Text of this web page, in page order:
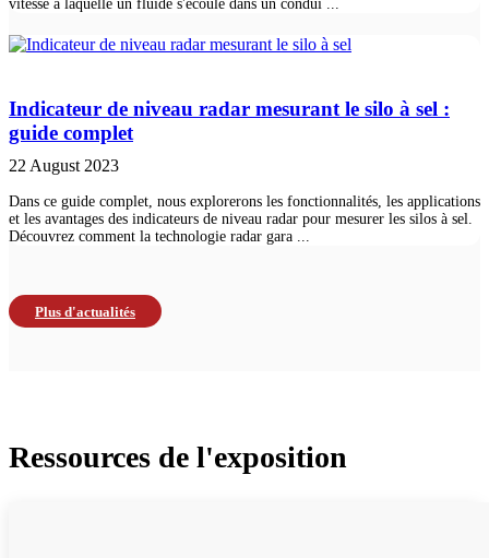
vitesse à laquelle un fluide s'écoule dans un condui ...
Indicateur de niveau radar mesurant le silo à sel :
guide complet
22 August 2023
Dans ce guide complet, nous explorerons les fonctionnalités, les applications
et les avantages des indicateurs de niveau radar pour mesurer les silos à sel.
Découvrez comment la technologie radar gara ...
Plus d'actualités
Ressources de l'exposition